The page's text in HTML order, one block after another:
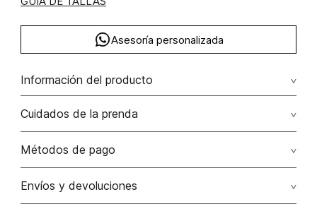
Asesoría personalizada
Información del producto
Blusa drapeada con insumo poliéster 92% elastano 8%
92.00% poliéster/polyester8.00% elastano/elastane
Cuidados de la prenda
No dejar en remojo /lavar por separado / no utilizar
No usar lejia
Métodos de pago
Tarjetas de crédito: Visa, Dinners, Master Card y American
Envíos y devoluciones